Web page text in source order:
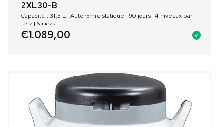
2XL30-B
Capacité : 31,5 L | Autonomie statique : 90 jours | 4 niveaux par
rack | 6 racks
€1.089,00